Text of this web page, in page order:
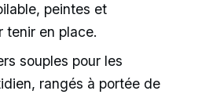
peintes et
tenir en place.
souples pour les
rangés à portée de